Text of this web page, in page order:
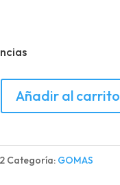
Añadir al carrito
Categoría: GOMAS